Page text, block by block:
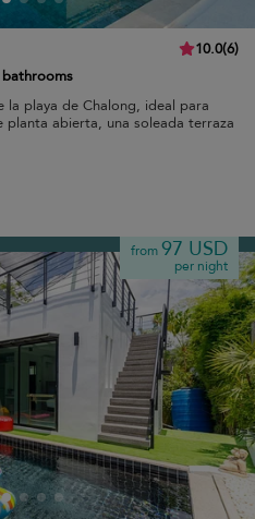
10.0(6)
la playa de Chalong, ideal para
planta abierta, una soleada terraza
from 97 USD
per night